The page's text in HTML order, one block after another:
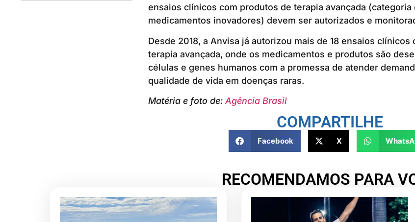
ensaios clínicos com produtos de terapia avançada (categoria
medicamentos inovadores) devem ser autorizados e
Desde 2018, a Anvisa já autorizou mais de 18 ensaios clínicos
terapia avançada, onde os medicamentos e produtos são
células e genes humanos com a promessa de atender
qualidade de vida em doenças raras.
Matéria e foto de: Agência Brasil
COMPARTILHE
Facebook X
RECOMENDAMOS PARA